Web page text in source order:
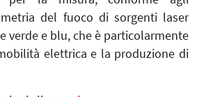
del fuoco di sorgenti laser
verde e blu, che è particolarmente
elettrica e la produzione di